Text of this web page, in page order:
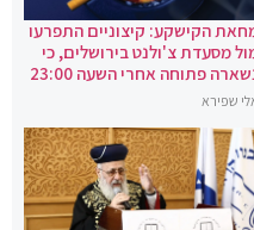
הקישקע: קיצוניים התפרעו
מסעדת צ'ולנט בירושלים, כי
פתוחה אחרי השעה 23:00
שפירא